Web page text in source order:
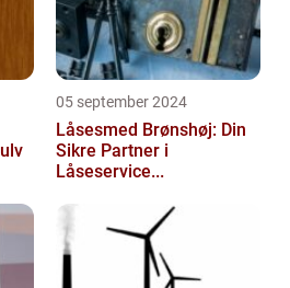
05 september 2024
Låsesmed Brønshøj: Din
Sikre Partner i
Låseservice...